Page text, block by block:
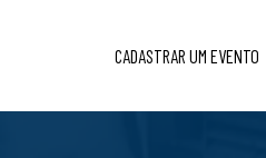
CADASTRAR UM EVENTO